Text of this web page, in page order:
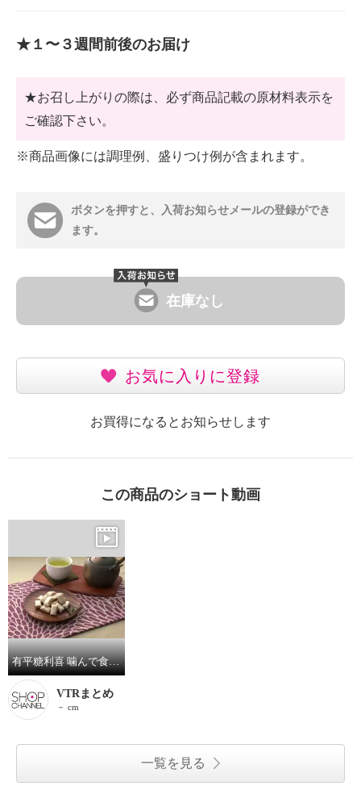
★１〜３週間前後のお届け
★お召し上がりの際は、必ず商品記載の原材料表示を
ご確認下さい。
※商品画像には調理例、盛りつけ例が含まれます。
ボタンを押すと、入荷お知らせメールの登録ができ
ます。
在庫なし
お気に入りに登録
お買得になるとお知らせします
この商品のショート動画
有平糖利喜 噛んで食べられる！ サクサク有平糖 （きなこ味）
VTRまとめ
－ cm
一覧を見る